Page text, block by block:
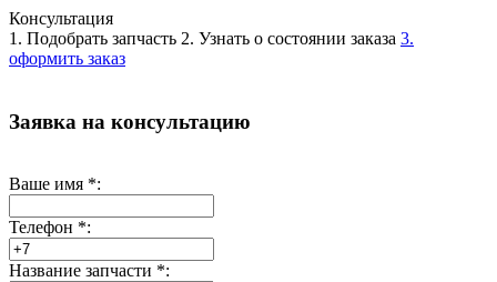
Консультация
1. Подобрать запчасть 2. Узнать о состоянии заказа 3.
оформить заказ
Заявка на консультацию
Ваше имя *:
Телефон *:
Название запчасти *: